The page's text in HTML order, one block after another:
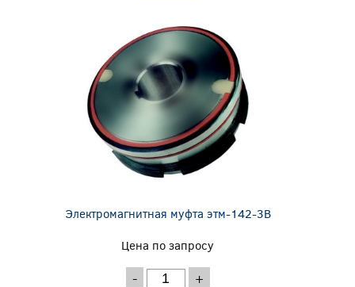
Электромагнитная муфта этм-142-3В
Цена по запросу
- +